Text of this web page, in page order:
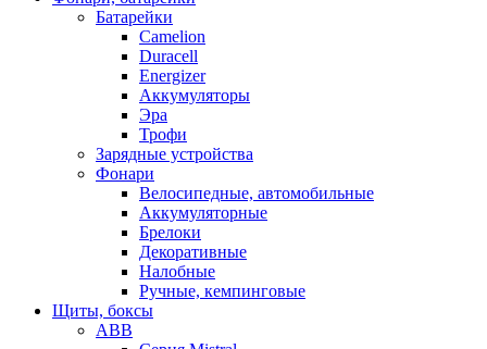
Батарейки
Camelion
Duracell
Energizer
Аккумуляторы
Эра
Трофи
Зарядные устройства
Фонари
Велосипедные, автомобильные
Аккумуляторные
Брелоки
Декоративные
Налобные
Ручные, кемпинговые
Щиты, боксы
ABB